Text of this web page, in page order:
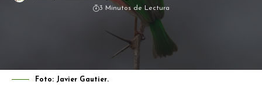
3 Minutos de Lectura
Foto: Javier Gautier.